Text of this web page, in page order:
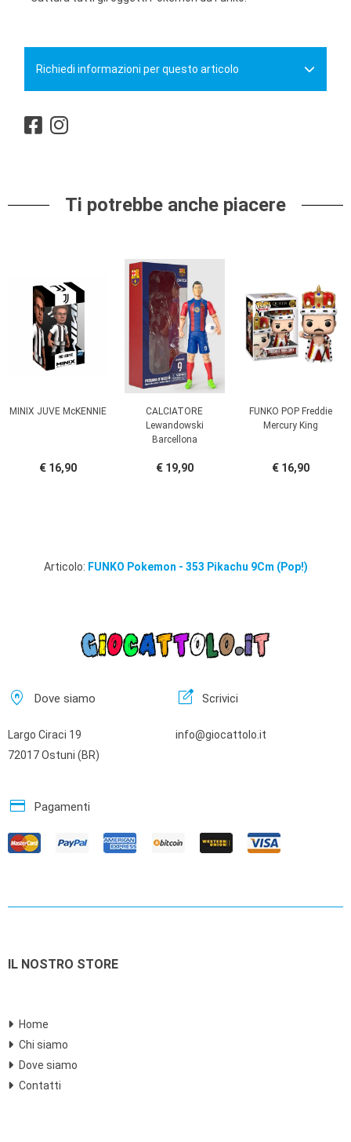
Richiedi informazioni per questo articolo
Ti potrebbe anche piacere
MINIX JUVE McKENNIE
€ 16,90
CALCIATORE
Lewandowski
Barcellona
€ 19,90
FUNKO POP Freddie
Mercury King
€ 16,90
Articolo: FUNKO Pokemon - 353 Pikachu 9Cm (Pop!)
home_pin Dove siamo
Largo Ciraci 19
72017 Ostuni (BR)
edit_square Scrivici
info@giocattolo.it
credit_card Pagamenti
IL NOSTRO STORE
Home
Chi siamo
Dove siamo
Contatti